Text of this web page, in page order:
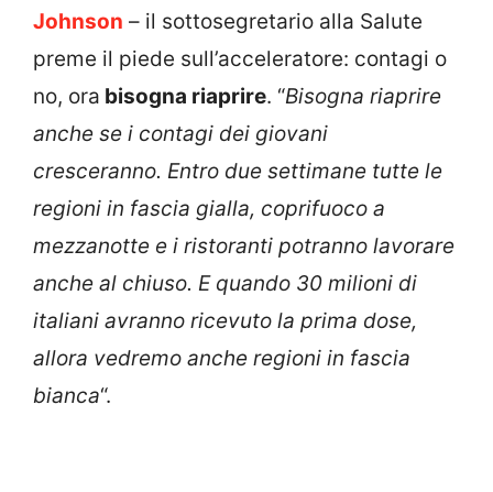
Johnson – il sottosegretario alla Salute
preme il piede sull’acceleratore: contagi o
no, ora bisogna riaprire. “Bisogna riaprire
anche se i contagi dei giovani
cresceranno. Entro due settimane tutte le
regioni in fascia gialla, coprifuoco a
mezzanotte e i ristoranti potranno lavorare
anche al chiuso. E quando 30 milioni di
italiani avranno ricevuto la prima dose,
allora vedremo anche regioni in fascia
bianca“.